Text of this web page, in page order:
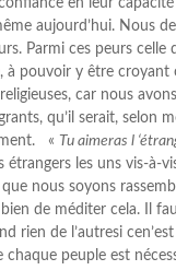
en leur
aujourd’hui. Nous
Parmi ces peurs celle
à pouvoir y être
car nous
qu’il serait, selon
« Tu aimeras l
les uns vis-à-
nous soyons
de méditer cela. Il
rien de l’autresi
peuple est